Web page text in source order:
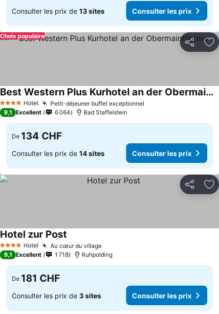
Consulter les prix de 13 sites Consulter les prix
Partager
Choix populaire
4 Étoiles Hotel Petit-déjeuner buffet exceptionnel
Best Western Plus Kurhotel an der Obermaintherme
Consulter les prix
9,1 Excellent 6 064 Bad Staffelstein
De 134 CHF
Consulter les prix de 14 sites Consulter les prix
Partager
4 Étoiles Hotel Au cœur du villageConsulter les prix
Hotel zur Post
9,1 Excellent 1 718 Ruhpolding
De 181 CHF
Consulter les prix de 3 sites Consulter les prix